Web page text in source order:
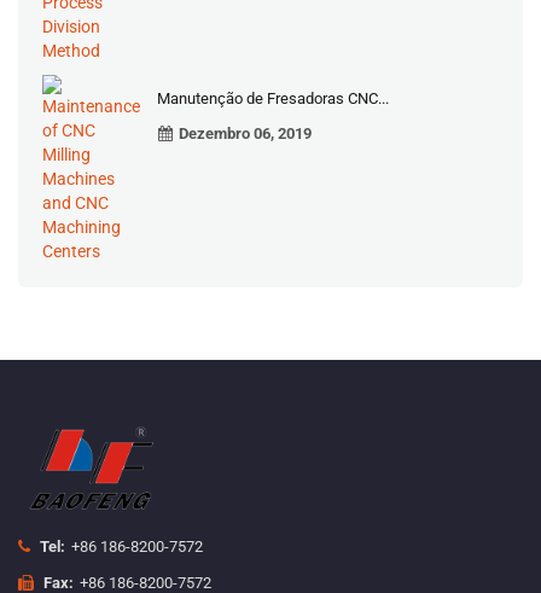
Manutenção de Fresadoras CNC...
Dezembro 06, 2019
Tel: +86 186-8200-7572
Fax: +86 186-8200-7572